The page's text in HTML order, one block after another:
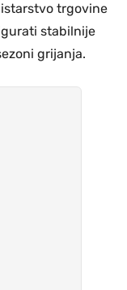
trgovine
stabilnije
grijanja.